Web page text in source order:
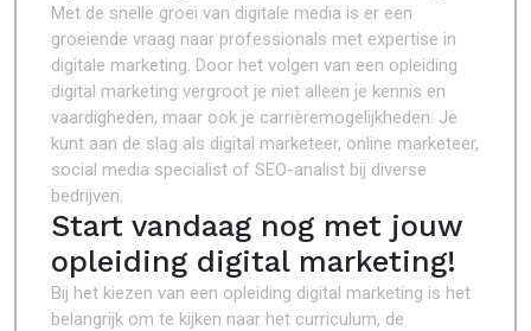
Met de snelle groei van digitale media is er een
groeiende vraag naar professionals met expertise in
digitale marketing. Door het volgen van een opleiding
digital marketing vergroot je niet alleen je kennis en
vaardigheden, maar ook je carrièremogelijkheden. Je
kunt aan de slag als digital marketeer, online marketeer,
social media specialist of SEO-analist bij diverse
bedrijven.
Start vandaag nog met jouw
opleiding digital marketing!
Bij het kiezen van een opleiding digital marketing is het
belangrijk om te kijken naar het curriculum, de